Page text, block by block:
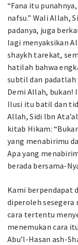
“Fana itu
nafsu.” Wali Allah,
padanya, juga
lagi menyaksikan
shaykh tarekat,
hatilah bahwa
subtil dan padatlah
Demi Allah, bukan!
Ilusi itu batil dan
Allah, Sidi Ibn
kitab Hikam:
yang menabirimu
Apa yang
berada bersama-
Kami berpendapat
diperoleh sesegera
cara tertentu
menemukan cara
Abu’l-Hasan ash-